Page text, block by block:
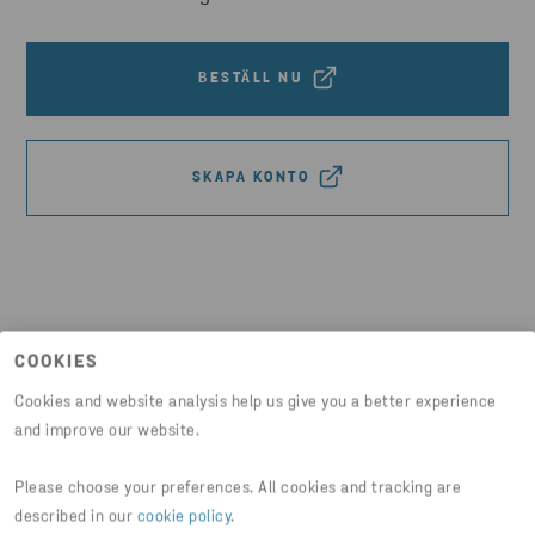
COOKIES
Cookies and website analysis help us give you a better experience
and improve our website.
Please choose your preferences. All cookies and tracking are
described in our cookie policy.
BESTÄLL NU
SKAPA KONTO
BYGGVARUDEKLARATION ARMERINGSSTÅL
PDF